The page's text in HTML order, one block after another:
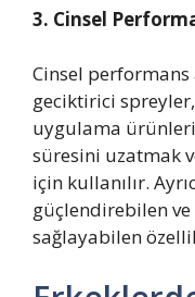
3. Cinsel
Cinsel performans
geciktirici
uygulama
süresini uzatmak
için kullanılır.
güçlendirebilen
sağlayabilen